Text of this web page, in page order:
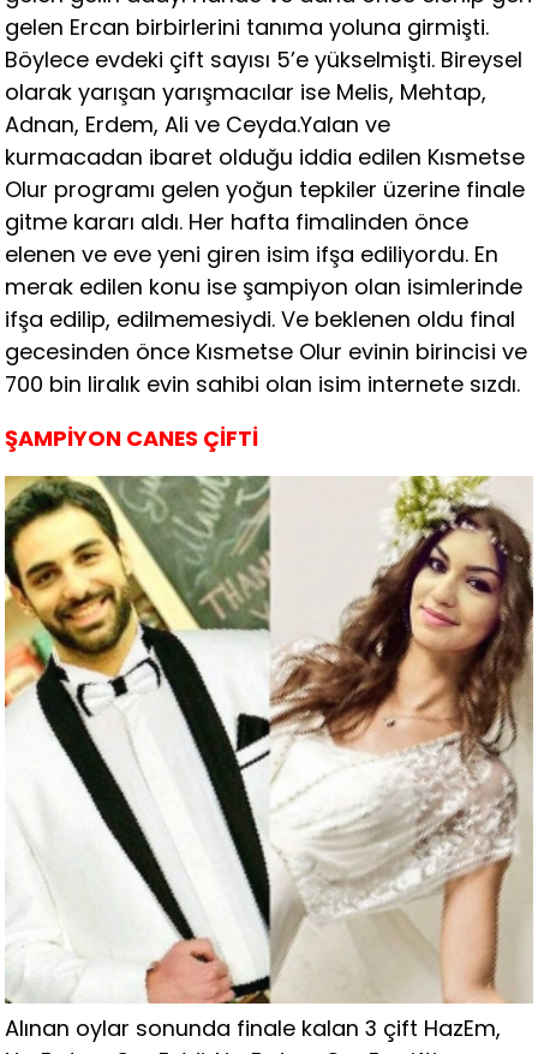
gelen Ercan birbirlerini tanıma yoluna girmişti.
Böylece evdeki çift sayısı 5’e yükselmişti. Bireysel
olarak yarışan yarışmacılar ise Melis, Mehtap,
Adnan, Erdem, Ali ve Ceyda.Yalan ve
kurmacadan ibaret olduğu iddia edilen Kısmetse
Olur programı gelen yoğun tepkiler üzerine finale
gitme kararı aldı. Her hafta fimalinden önce
elenen ve eve yeni giren isim ifşa ediliyordu. En
merak edilen konu ise şampiyon olan isimlerinde
ifşa edilip, edilmemesiydi. Ve beklenen oldu final
gecesinden önce Kısmetse Olur evinin birincisi ve
700 bin liralık evin sahibi olan isim internete sızdı.
ŞAMPİYON CANES ÇİFTİ
Alınan oylar sonunda finale kalan 3 çift HazEm,